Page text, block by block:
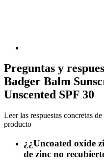
Preguntas y
Badger Balm
Unscented SPF 30
Leer las respuestas concretas
producto
¿¿Uncoated oxide
de zinc no